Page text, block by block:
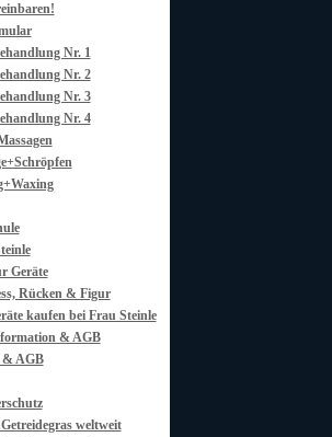
Nr. 1
Nr. 2
Nr. 3
Nr. 4
Geräte
Rücken & Figur
kaufen bei Frau Steinle
& AGB
& AGB
weltweit